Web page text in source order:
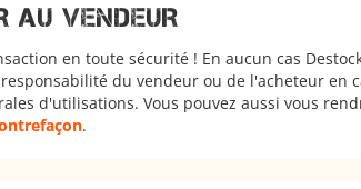
AU VENDEUR
en toute sécurité ! En aucun cas
du vendeur ou de l'acheteur en
d'utilisations. Vous pouvez aussi vous
.